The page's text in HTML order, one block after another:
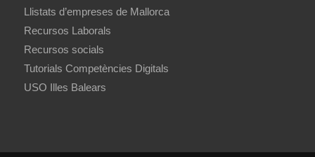
Llistats d’empreses de Mallorca
Recursos Laborals
Recursos socials
Tutorials Competències Digitals
USO Illes Balears